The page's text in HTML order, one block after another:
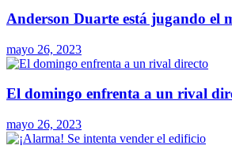
Anderson Duarte está jugando el
mayo 26, 2023
El domingo enfrenta a un rival
mayo 26, 2023